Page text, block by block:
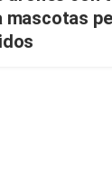
mascotas